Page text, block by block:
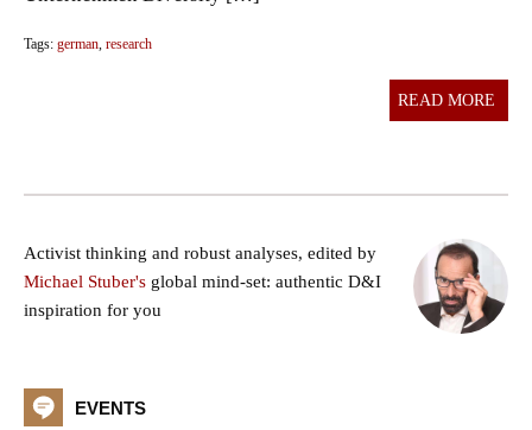
Tags: german research
READ MORE
Activist thinking and robust analyses, edited by
Michael Stuber's global mind-set: authentic D&I
inspiration for you
EVENTS